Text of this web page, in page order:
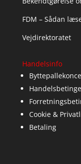
FDM – Sådan
Vejdirektoratet
Handelsinfo
Cookie &
Betaling